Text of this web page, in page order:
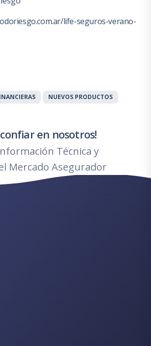
life-seguros-verano-
NUEVOS PRODUCTOS
en nosotros!
Técnica y
Mercado Asegurador